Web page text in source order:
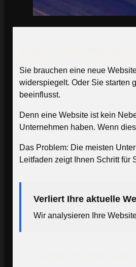
Sie brauchen eine neue
widerspiegelt. Oder Sie starten
beeinflusst.
Denn eine Website ist kein
Unternehmen haben. Wenn
Das Problem: Die meisten
Leitfaden zeigt Ihnen Schritt
Verliert Ihre aktuelle
Wir analysieren Ihre